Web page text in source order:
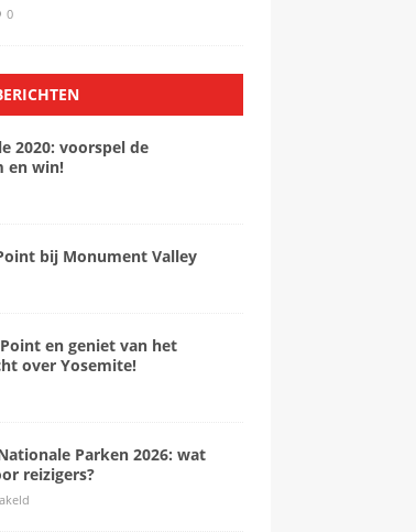
0
2020: voorspel de
en win!
bij Monument Valley
en geniet van het
over Yosemite!
Parken 2026: wat
reizigers?